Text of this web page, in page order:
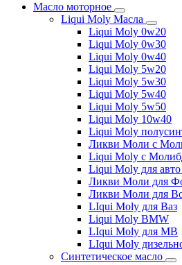
Масло моторное
Liqui Moly Масла
Liqui Moly 0w20
Liqui Moly 0w30
Liqui Moly 0w40
Liqui Moly 5w20
Liqui Moly 5w30
Liqui Moly 5w40
Liqui Moly 5w50
Liqui Moly 10w40
Liqui Moly
Ликви Моли с
Liqui Moly с
Liqui Moly для
Ликви Моли для
Ликви Моли для
LIqui Moly для Ваз
Liqui Moly BMW
LIqui Moly для MB
LIqui Moly
Синтетическое масло